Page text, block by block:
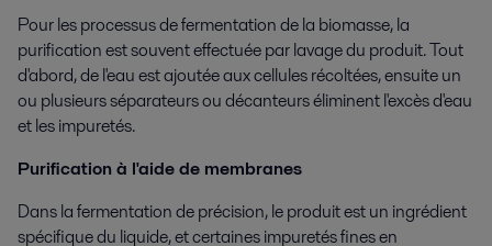
Pour les processus de fermentation de la biomasse, la
purification est souvent effectuée par lavage du produit. Tout
d'abord, de l'eau est ajoutée aux cellules récoltées, ensuite un
ou plusieurs séparateurs ou décanteurs éliminent l'excès d'eau
et les impuretés.
Purification à l'aide de membranes
Dans la fermentation de précision, le produit est un ingrédient
spécifique du liquide, et certaines impuretés fines en